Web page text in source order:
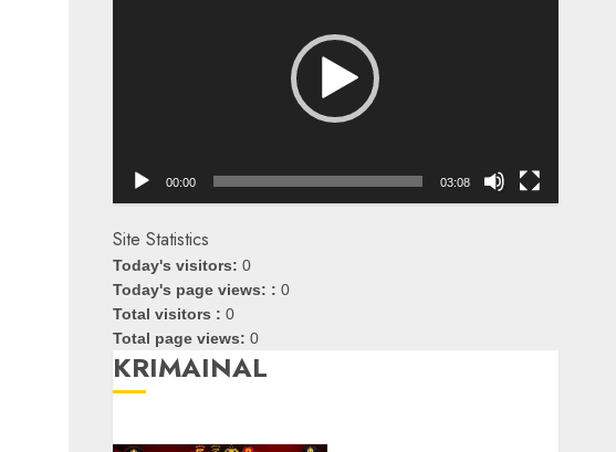
00:00 03:08
Site Statistics
Today's visitors: 0
Today's page views: : 0
Total visitors : 0
Total page views: 0
KRIMAINAL